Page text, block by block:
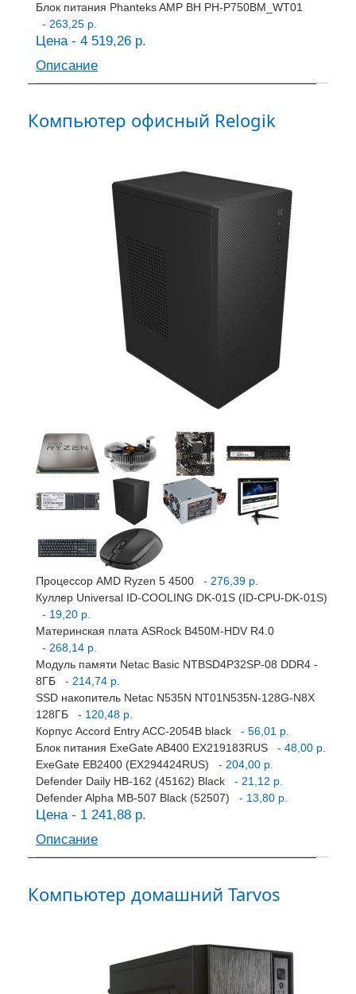
Блок питания Phanteks AMP BH PH-P750BM_WT01
- 263,25 р.
Цена - 4 519,26 р.
Описание
Компьютер офисный Relogik
Процессор AMD Ryzen 5 4500
- 276,39 р.
Куллер Universal ID-COOLING DK-01S (ID-CPU-DK-01S)
- 19,20 р.
Материнская плата ASRock B450M-HDV R4.0
- 268,14 р.
Модуль памяти Netac Basic NTBSD4P32SP-08 DDR4 -
8ГБ
- 214,74 р.
SSD накопитель Netac N535N NT01N535N-128G-N8X
128ГБ
- 120,48 р.
Корпус Accord Entry ACC-2054B black
- 56,01 р.
Блок питания ExeGate AB400 EX219183RUS
- 48,00 р.
ExeGate EB2400 (EX294424RUS)
- 204,00 р.
Defender Daily HB-162 (45162) Black
- 21,12 р.
Defender Alpha MB-507 Black (52507)
- 13,80 р.
Цена - 1 241,88 р.
Описание
Компьютер домашний Tarvos